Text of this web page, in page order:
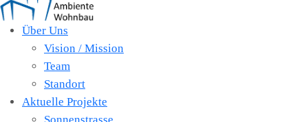
Über Uns
Vision / Mission
Team
Standort
Aktuelle Projekte